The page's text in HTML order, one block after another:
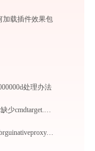
加载插件效果包
处理办法
Autodesk应用管理程序 AdAppMgr.exe提示缺少cmdtarget.dll文件的解决办法
ups worldship 打开WorldShipTD.exe找不到brguinativeproxy.dll怎么办